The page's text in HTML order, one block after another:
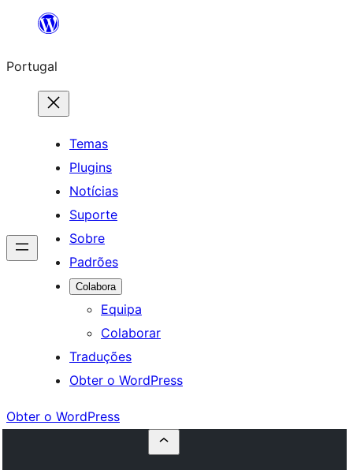
Saltar
o
conteúdo
Portugal
Temas
Plugins
Notícias
Suporte
Sobre
Padrões
Colabora
Equipa
Colaborar
Traduções
Obter o WordPress
Obter o WordPress